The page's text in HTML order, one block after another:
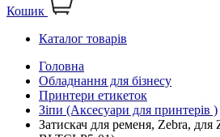
Кошик
Каталог товарів
Головна
Обладнання для бізнесу
Принтери етикеток
Зіпи (Аксесуари для принтерів )
Затискач для ременя, Zebra,